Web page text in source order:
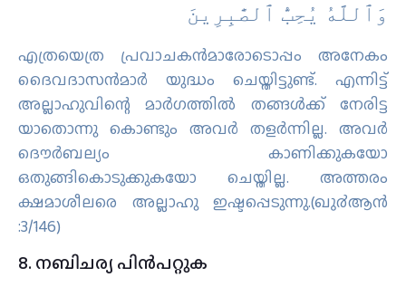
ﻭَٱﻟﻠَّﻪُ ﻳُﺤِﺐُّ ٱﻟﺼَّٰﺒِﺮِﻳﻦَ
എത്രയെത്ര പ്രവാചകന്‍മാരോടൊപ്പം അനേകം
ദൈവദാസന്‍മാര്‍ യുദ്ധം ചെയ്തിട്ടുണ്ട്‌. എന്നിട്ട്
അല്ലാഹുവിന്റെ മാര്‍ഗത്തില്‍ തങ്ങള്‍ക്ക് നേരിട്ട
യാതൊന്നു കൊണ്ടും അവര്‍ തളര്‍ന്നില്ല. അവര്‍
ദൌര്‍ബല്യം കാണിക്കുകയോ
ഒതുങ്ങികൊടുക്കുകയോ ചെയ്തില്ല. അത്തരം
ക്ഷമാശീലരെ അല്ലാഹു ഇഷ്ടപ്പെടുന്നു.(ഖു൪ആന്‍
:3/146)
8. നബിചര്യ പിന്‍പറ്റുക